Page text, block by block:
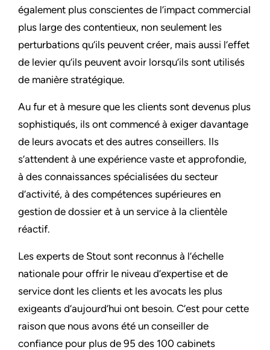
également plus conscientes de l’impact commercial
plus large des contentieux, non seulement les
perturbations qu’ils peuvent créer, mais aussi l’effet
de levier qu’ils peuvent avoir lorsqu’ils sont utilisés
de manière stratégique.
Au fur et à mesure que les clients sont devenus plus
sophistiqués, ils ont commencé à exiger davantage
de leurs avocats et des autres conseillers. Ils
s’attendent à une expérience vaste et approfondie,
à des connaissances spécialisées du secteur
d’activité, à des compétences supérieures en
gestion de dossier et à un service à la clientèle
réactif.
Les experts de Stout sont reconnus à l’échelle
nationale pour offrir le niveau d’expertise et de
service dont les clients et les avocats les plus
exigeants d’aujourd’hui ont besoin. C’est pour cette
raison que nous avons été un conseiller de
confiance pour plus de 95 des 100 cabinets